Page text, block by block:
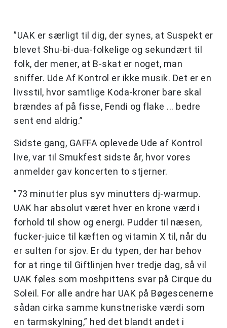
”UAK er særligt til dig, der synes, at Suspekt er
blevet Shu-bi-dua-folkelige og sekundært til
folk, der mener, at B-skat er noget, man
sniffer. Ude Af Kontrol er ikke musik. Det er en
livsstil, hvor samtlige Koda-kroner bare skal
brændes af på fisse, Fendi og flake ... bedre
sent end aldrig.”
Sidste gang, GAFFA oplevede Ude af Kontrol
live, var til Smukfest sidste år, hvor vores
anmelder gav koncerten to stjerner.
”73 minutter plus syv minutters dj-warmup.
UAK har absolut været hver en krone værd i
forhold til show og energi. Pudder til næsen,
fucker-juice til kæften og vitamin X til, når du
er sulten for sjov. Er du typen, der har behov
for at ringe til Giftlinjen hver tredje dag, så vil
UAK føles som moshpittens svar på Cirque du
Soleil. For alle andre har UAK på Bøgescenerne
sådan cirka samme kunstneriske værdi som
en tarmskylning,” hed det blandt andet i